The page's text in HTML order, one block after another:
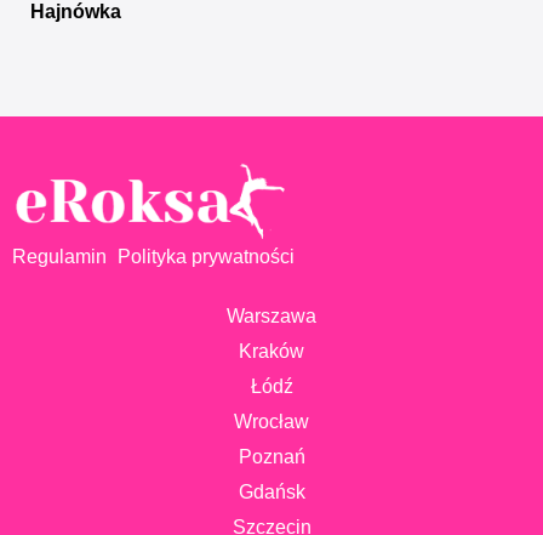
Hajnówka
Regulamin Polityka prywatności
Warszawa
Kraków
Łódź
Wrocław
Poznań
Gdańsk
Szczecin